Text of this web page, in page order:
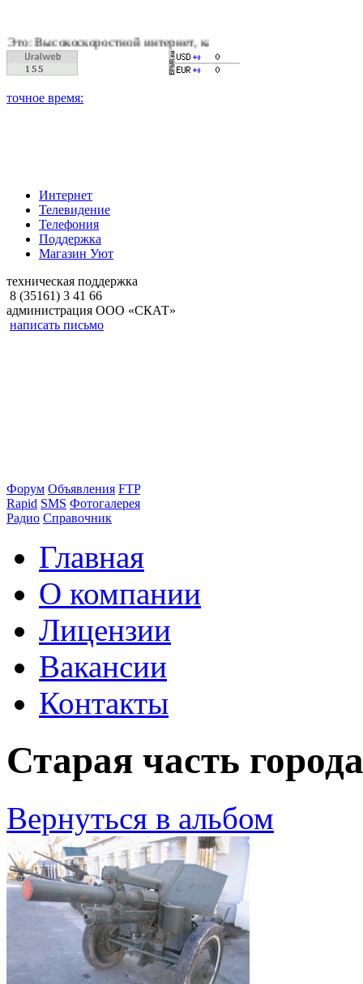
интернет, качественное цифровое и кабельное
Интернет
Телевидение
Телефония
Поддержка
Магазин Уют
техническая поддержка
8 (35161) 3 41 66
администрация ООО «СКАТ»
написать письмо
Форум Объявления FTP
Rapid SMS Фотогалерея
Радио Справочник
Главная
О компании
Лицензии
Вакансии
Контакты
Старая часть
Вернуться в альбом